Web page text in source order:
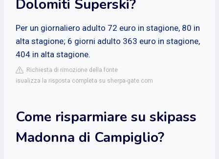
Dolomiti Superski?
Per un giornaliero adulto 72 euro in stagione, 80 in
alta stagione; 6 giorni adulto 363 euro in stagione,
404 in alta stagione.
Richiesta di rimozione della fonte
isualizza la risposta completa su sherpa-gate.com
Come risparmiare su skipass
Madonna di Campiglio?